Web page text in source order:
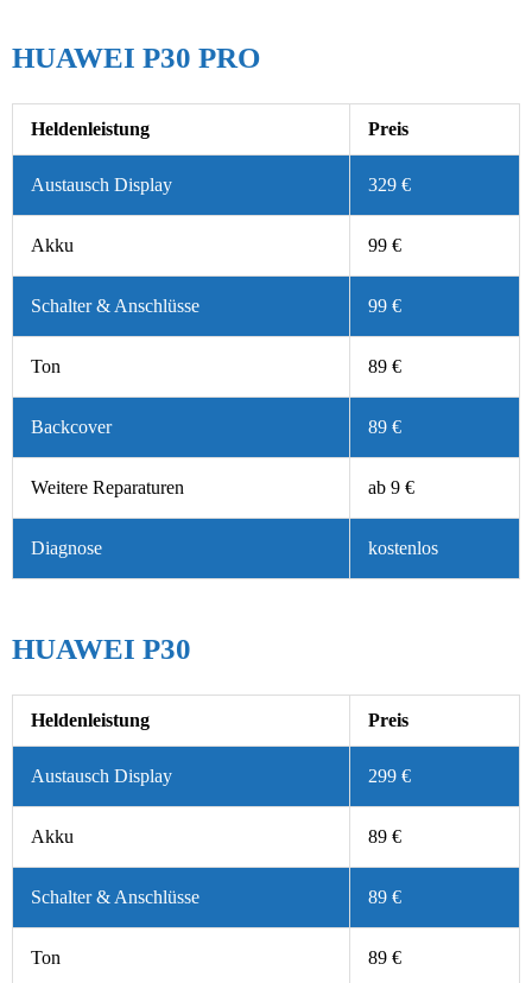
HUAWEI P30 PRO
Heldenleistung Preis
Austausch Display 329 €
Akku 99 €
Schalter & Anschlüsse 99 €
Ton 89 €
Backcover 89 €
Weitere Reparaturen ab 9 €
Diagnose kostenlos
HUAWEI P30
Heldenleistung Preis
Austausch Display 299 €
Akku 89 €
Schalter & Anschlüsse 89 €
Ton 89 €